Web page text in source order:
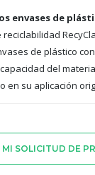
envases de
de plástico
del
en su aplicación
SOLICITUD DE